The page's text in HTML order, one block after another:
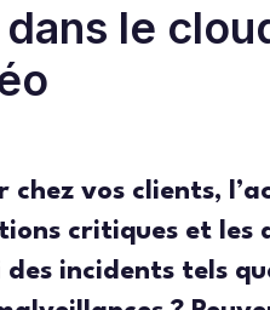
le
chez vos clients,
critiques et les
incidents tels